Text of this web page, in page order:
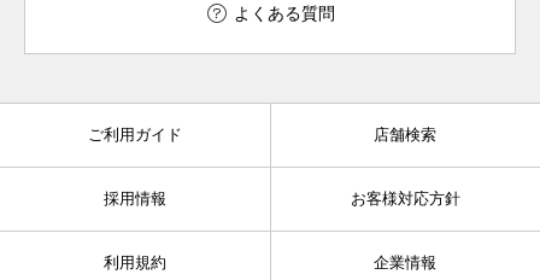
よくある質問
ご利用ガイド 店舗検索
採用情報 お客様対応方針
利用規約 企業情報